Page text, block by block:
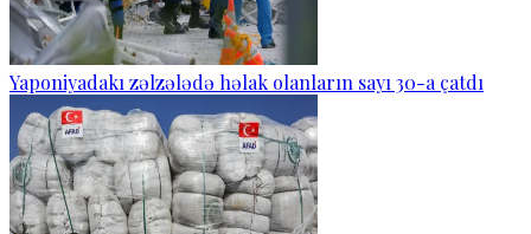
Yaponiyadakı zəlzələdə həlak olanların sayı 30-a çatdı